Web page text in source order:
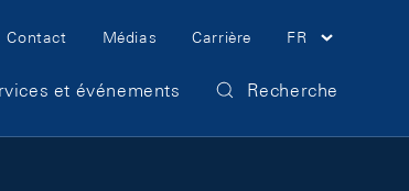
Meta Navigation
Contact Médias Carrière FR
et événements Recherche